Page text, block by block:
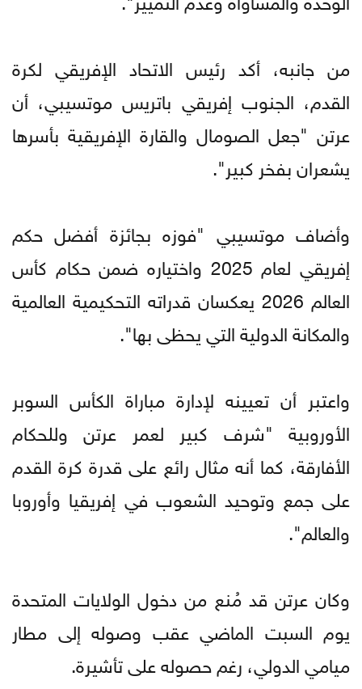
من جانبه، أكد رئيس الاتحاد الإفريقي لكرة
القدم، الجنوب إفريقي باتريس موتسيبي، أن
عرتن "جعل الصومال والقارة الإفريقية بأسرها
يشعران بفخر كبير".
وأضاف موتسيبي "فوزه بجائزة أفضل حكم
إفريقي لعام 2025 واختياره ضمن حكام كأس
العالم 2026 يعكسان قدراته التحكيمية العالمية
والمكانة الدولية التي يحظى بها".
واعتبر أن تعيينه لإدارة مباراة الكأس السوبر
الأوروبية "شرف كبير لعمر عرتن وللحكام
الأفارقة، كما أنه مثال رائع على قدرة كرة القدم
على جمع وتوحيد الشعوب في إفريقيا وأوروبا
والعالم".
وكان عرتن قد مُنع من دخول الولايات المتحدة
يوم السبت الماضي عقب وصوله إلى مطار
ميامي الدولي، رغم حصوله على تأشيرة.